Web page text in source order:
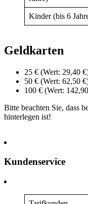
Kinder (bis 6
Geldkarten
25 € (Wert: 29,40
50 € (Wert: 62,50
100 € (Wert:
Bitte beachten Sie, dass
hinterlegen ist!
Kundenservice